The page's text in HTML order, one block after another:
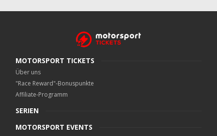
MOTORSPORT TICKETS
Über uns
"Race Reward"-Bonuspunkte
Affiliate-Programm
SERIEN
MOTORSPORT EVENTS